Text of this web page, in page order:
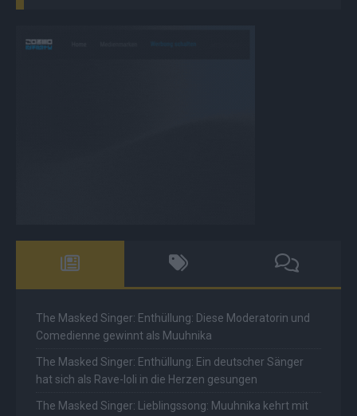
The Masked Singer: Enthüllung: Diese Moderatorin und
Comedienne gewinnt als Muuhnika
The Masked Singer: Enthüllung: Ein deutscher Sänger
hat sich als Rave-Ioli in die Herzen gesungen
The Masked Singer: Lieblingssong: Muuhnika kehrt mit